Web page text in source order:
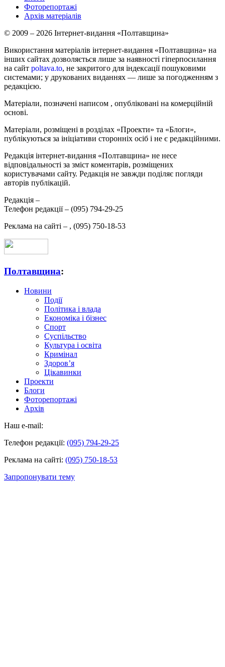
Фоторепортажі
Архів матеріалів
© 2009 – 2026 Інтернет-видання «Полтавщина»
Використання матеріалів інтернет-видання «Полтавщина» на
інших сайтах дозволяється лише за наявності гіперпосилання
на сайт poltava.to, не закритого для індексації пошуковими
системами; у друкованих виданнях — лише за погодженням з
редакцією.
Матеріали, позначені написом , опубліковані на комерційній
основі.
Матеріали, розміщені в розділах «Проекти» та «Блоги»,
публікуються за ініціативи сторонніх осіб і не є редакційними.
Редакція інтернет-видання «Полтавщина» не несе
відповідальності за зміст коментарів, розміщених
користувачами сайту. Редакція не завжди поділяє погляди
авторів публікацій.
Редакція –
Телефон редакції – (095) 794-29-25
Реклама на сайті – , (095) 750-18-53
Полтавщина:
Новини
Події
Політика і влада
Економіка і бізнес
Спорт
Суспільство
Культура і освіта
Кримінал
Здоров’я
Цікавинки
Проекти
Блоги
Фоторепортажі
Архів
Наш e-mail:
Телефон редакції: (095) 794-29-25
Реклама на сайті: (095) 750-18-53
Запропонувати тему